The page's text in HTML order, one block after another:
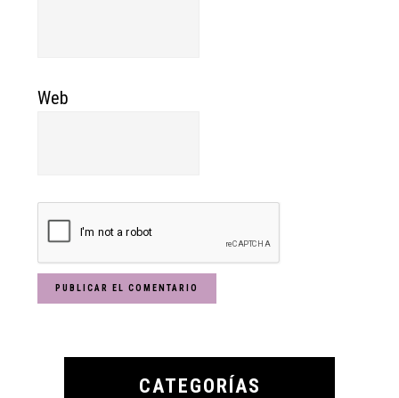
Web
Primary
CATEGORÍAS